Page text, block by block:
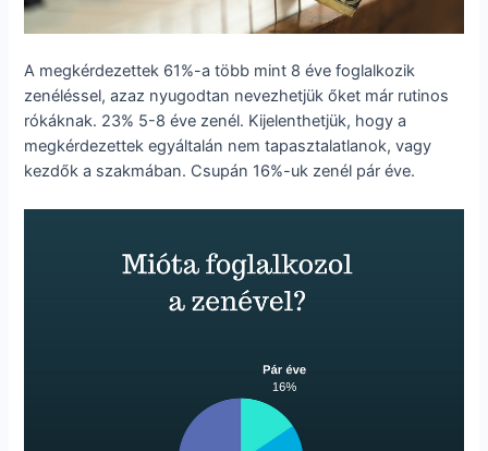
A megkérdezettek 61%-a több mint 8 éve foglalkozik
zenéléssel, azaz nyugodtan nevezhetjük őket már rutinos
rókáknak. 23% 5-8 éve zenél. Kijelenthetjük, hogy a
megkérdezettek egyáltalán nem tapasztalatlanok, vagy
kezdők a szakmában. Csupán 16%-uk zenél pár éve.